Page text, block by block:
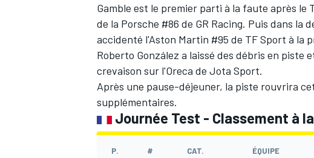
Gamble est le premier parti à la faute après le
de la Porsche #86 de GR Racing. Puis dans la
accidenté l'Aston Martin #95 de TF Sport à la
Roberto González a laissé des débris en piste
crevaison sur l'Oreca de Jota Sport.
Après une pause-déjeuner, la piste rouvrira
supplémentaires.
Journée Test - Classement à
P. # CAT. ÉQUIPE